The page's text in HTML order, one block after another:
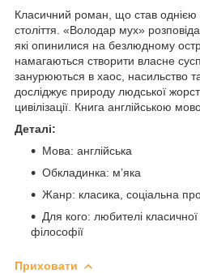
Класичний роман, що став однією
століття. «Володар мух»
які опинилися на безлюдному
намагаються створити власне
занурюються в хаос, насильство
досліджує природу людської
цивілізації. Книга англійською
Деталі:
Мова: англійська
Обкладинка: м’яка
Жанр: класика, соціальна
Для кого: любителі класичної
філософії
Приховати